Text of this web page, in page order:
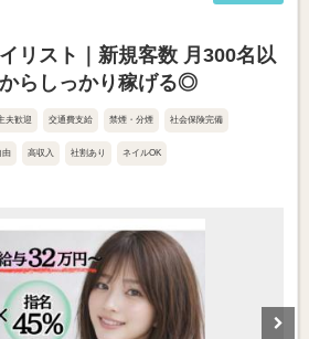
リスト｜新規客数 月300名以
らしっかり稼げる◎
夫歓迎 交通費支給 禁煙・分煙 社会保険完備
由 高収入 社割あり ネイルOK